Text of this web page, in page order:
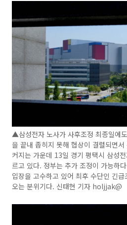
▲삼성전자 노사가 사후조정 최종일에
을 끝내 좁히지 못해 협상이 결렬되면
커지는 가운데 13일 경기 평택시 삼성
르고 있다. 정부는 추가 조정이 가능하
입장을 고수하고 있어 최후 수단인 긴
오는 분위기다. 신태현 기자 holjjak@